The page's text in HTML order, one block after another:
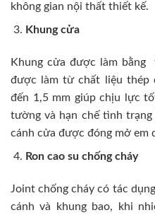
không gian nội thất thiết kế.
Khung cửa
Khung cửa được làm bằng
được làm từ chất liệu thép
đến 1,5 mm giúp chịu lực
tường và hạn chế tình trạng
cánh cửa được đóng mở em
Ron cao su chống cháy
Joint chống cháy có tác
cánh và khung bao, khi